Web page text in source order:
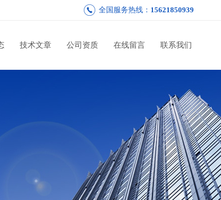
全国服务热线： 15621850939
技术文章 公司资质 在线留言 联系我们